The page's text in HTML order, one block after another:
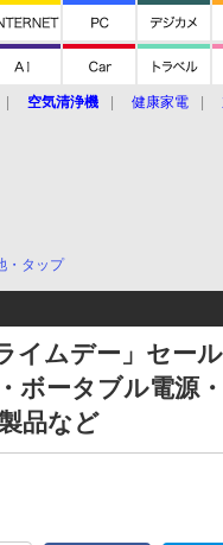
空気清浄機 健康家電
・タップ
イムデー」セー
ボータブル電源
品など